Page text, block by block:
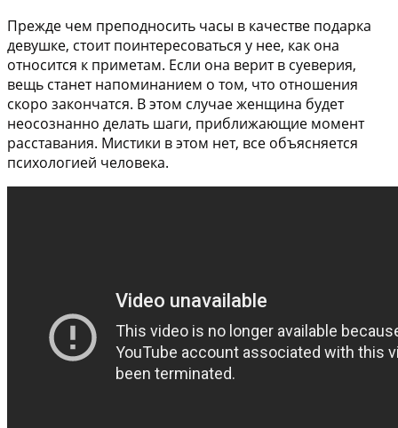
Прежде чем преподносить часы в качестве подарка
девушке, стоит поинтересоваться у нее, как она
относится к приметам. Если она верит в суеверия,
вещь станет напоминанием о том, что отношения
скоро закончатся. В этом случае женщина будет
неосознанно делать шаги, приближающие момент
расставания. Мистики в этом нет, все объясняется
психологией человека.